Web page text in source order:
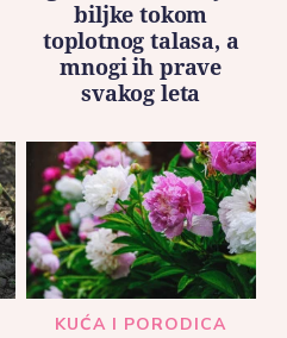
biljke tokom
toplotnog talasa, a
mnogi ih prave
svakog leta
KUĆA I PORODICA